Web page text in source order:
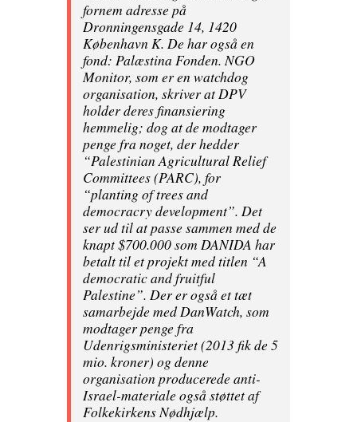
fornem adresse på
Dronningensgade 14, 1420
København K. De har også en
fond: Palæstina Fonden. NGO
Monitor, som er en watchdog
organisation, skriver at DPV
holder deres finansiering
hemmelig; dog at de modtager
penge fra noget, der hedder
“Palestinian Agricultural Relief
Committees (PARC), for
“planting of trees and
democracry development”. Det
ser ud til at passe sammen med de
knapt $700.000 som DANIDA har
betalt til et projekt med titlen “A
democratic and fruitful
Palestine”. Der er også et tæt
samarbejde med DanWatch, som
modtager penge fra
Udenrigsministeriet (2013 fik de 5
mio. kroner) og denne
organisation producerede anti-
Israel-materiale også støttet af
Folkekirkens Nødhjælp.